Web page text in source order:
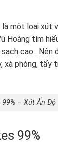
là một loại xút
Hoàng tìm
cao .
xà phòng, tẩy
99% – Xút Ấn Độ
99%